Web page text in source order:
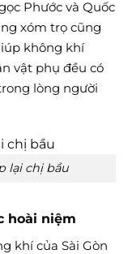
Phước và Quốc
xóm trọ cũng
không khí
vật phụ đều có
lòng người
lại chị bầu
hoài niệm
khí của Sài Gòn